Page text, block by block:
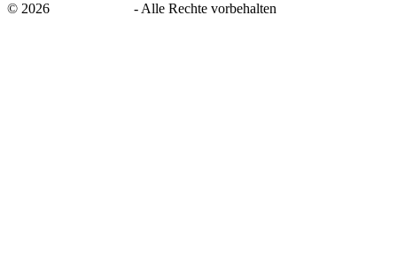
© 2026 - Alle Rechte vorbehalten